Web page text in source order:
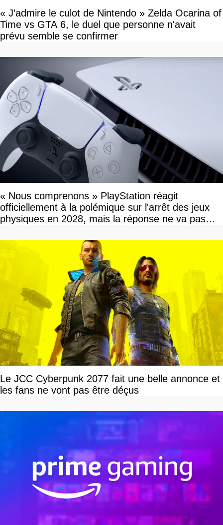
« J’admire le culot de Nintendo » Zelda Ocarina of
Time vs GTA 6, le duel que personne n'avait
prévu semble se confirmer
« Nous comprenons » PlayStation réagit
officiellement à la polémique sur l'arrêt des jeux
physiques en 2028, mais la réponse ne va pas
Le JCC Cyberpunk 2077 fait une belle annonce et
les fans ne vont pas être déçus